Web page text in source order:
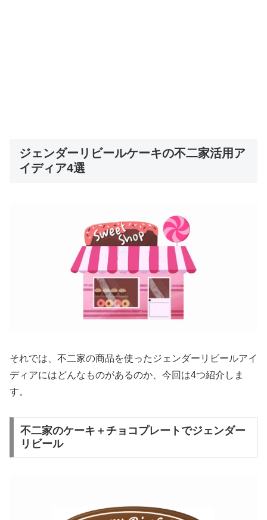
ジェンダーリビールケーキの不二家活用ア
イディア4選
それでは、不二家の商品を使ったジェンダーリビールアイ
ディアにはどんなものがあるのか、今回は4つ紹介しま
す。
不二家のケーキ＋チョコプレートでジェンダー
リビール